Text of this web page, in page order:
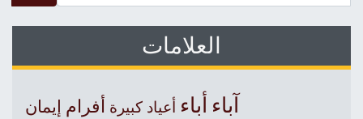
العلامات
آباءأباء أعياد كبيرة أفرام إيمان